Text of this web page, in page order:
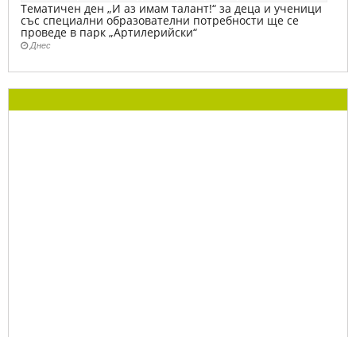
Тематичен ден „И аз имам талант!“ за деца и ученици
със специални образователни потребности ще се
проведе в парк „Артилерийски“
Днес